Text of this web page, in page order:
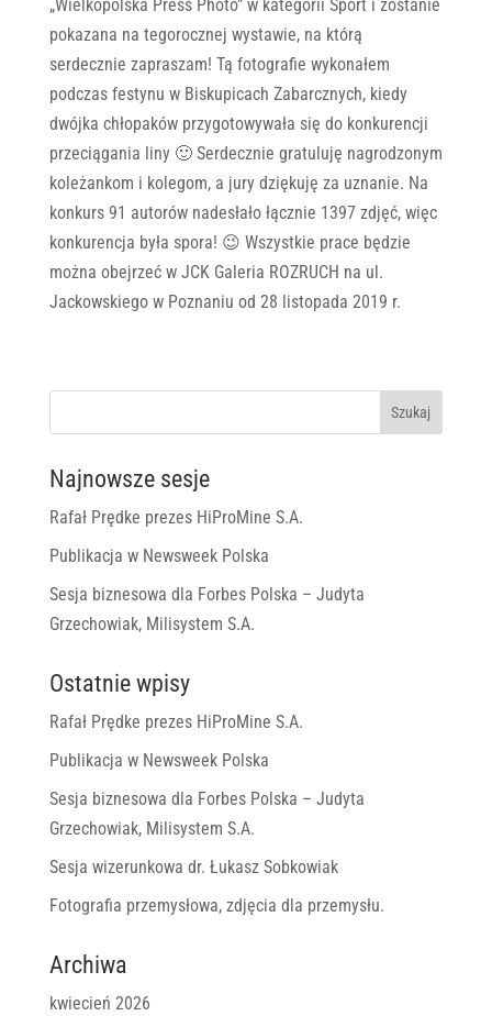
„Wielkopolska Press Photo” w kategorii Sport i zostanie
pokazana na tegorocznej wystawie, na którą
serdecznie zapraszam! Tą fotografie wykonałem
podczas festynu w Biskupicach Zabarcznych, kiedy
dwójka chłopaków przygotowywała się do konkurencji
przeciągania liny 🙂 Serdecznie gratuluję nagrodzonym
koleżankom i kolegom, a jury dziękuję za uznanie. Na
konkurs 91 autorów nadesłało łącznie 1397 zdjęć, więc
konkurencja była spora! 😉 Wszystkie prace będzie
można obejrzeć w JCK Galeria ROZRUCH na ul.
Jackowskiego w Poznaniu od 28 listopada 2019 r.
Najnowsze sesje
Rafał Prędke prezes HiProMine S.A.
Publikacja w Newsweek Polska
Sesja biznesowa dla Forbes Polska – Judyta
Grzechowiak, Milisystem S.A.
Ostatnie wpisy
Rafał Prędke prezes HiProMine S.A.
Publikacja w Newsweek Polska
Sesja biznesowa dla Forbes Polska – Judyta
Grzechowiak, Milisystem S.A.
Sesja wizerunkowa dr. Łukasz Sobkowiak
Fotografia przemysłowa, zdjęcia dla przemysłu.
Archiwa
kwiecień 2026